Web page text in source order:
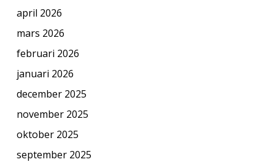
april 2026
mars 2026
februari 2026
januari 2026
december 2025
november 2025
oktober 2025
september 2025